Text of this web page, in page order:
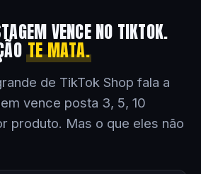
VENCE NO TIKTOK.
TE MATA.
de TikTok Shop fala a
vence posta 3, 5, 10
produto. Mas o que eles não